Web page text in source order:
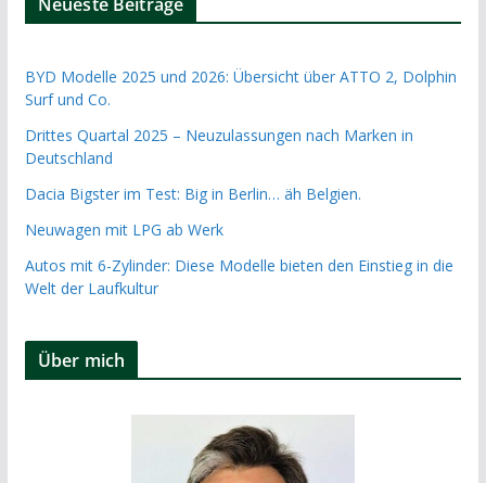
BYD Modelle 2025 und 2026: Übersicht über ATTO 2, Dolphin
Surf und Co.
Drittes Quartal 2025 – Neuzulassungen nach Marken in
Deutschland
Dacia Bigster im Test: Big in Berlin… äh Belgien.
Neuwagen mit LPG ab Werk
Autos mit 6-Zylinder: Diese Modelle bieten den Einstieg in die
Welt der Laufkultur
Über mich